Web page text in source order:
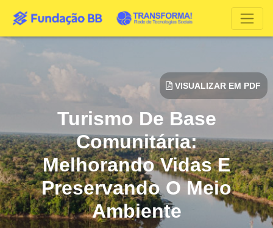
Turismo De Base
Comunitária:
Melhorando Vidas E
Preservando O Meio
Ambiente
VISUALIZAR EM PDF